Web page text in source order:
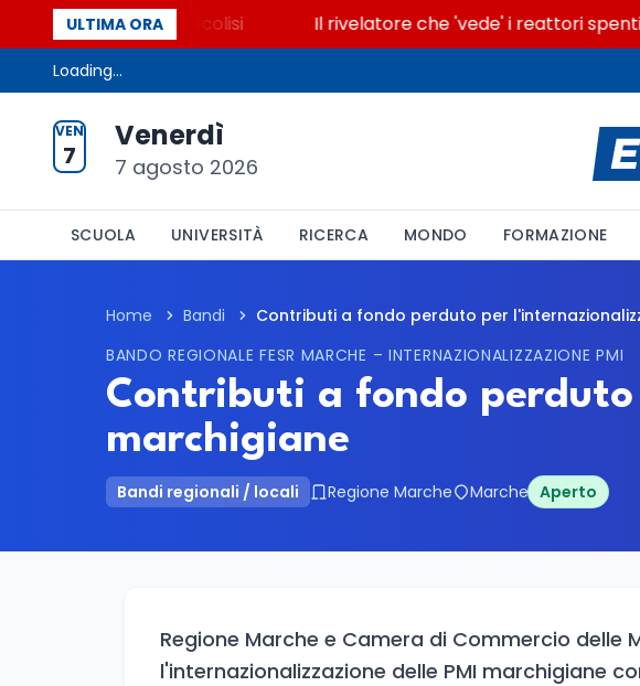
ULTIMA ORA
che accende la glicolisi Il rivelatore che 'vede' i reattori spenti
Loading...
VEN
7
Venerdì
7 agosto 2026
SCUOLA UNIVERSITÀ RICERCA MONDO FORMAZIONE
Home Bandi
Contributi a fondo perduto per
BANDO REGIONALE FESR MARCHE – INTERNAZIONALIZZAZIONE PMI
Contributi a fondo
marchigiane
Bandi regionali / locali Regione Marche Marche Aperto
Regione Marche e Camera di Commercio delle
l'internazionalizzazione delle PMI marchigiane